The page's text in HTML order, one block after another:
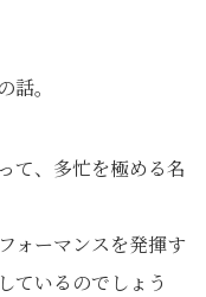
。
て、多忙を極める名
ォーマンスを発揮す
ているのでしょう